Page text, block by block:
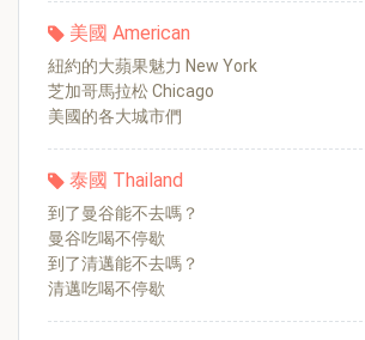
美國 American
紐約的大蘋果魅力 New York
芝加哥馬拉松 Chicago
美國的各大城市們
泰國 Thailand
到了曼谷能不去嗎？
曼谷吃喝不停歇
到了清邁能不去嗎？
清邁吃喝不停歇